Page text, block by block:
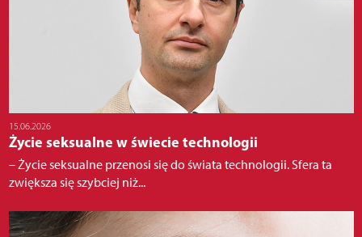
15.06.2026
Życie seksualne w świecie technologii
– Życie seksualne przenosi się do świata technologii. Sfera ta
zwiększa się szybciej niż...